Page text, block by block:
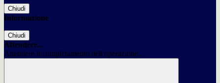
Chiudi
Informazione
Chiudi
Attendere...
Attendere il completamento dell'operazione...